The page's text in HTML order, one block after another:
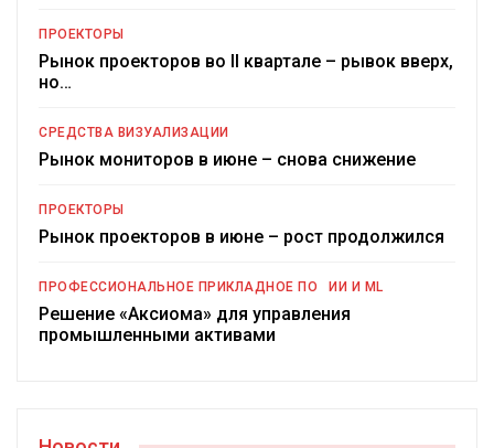
ПРОЕКТОРЫ
Рынок проекторов во II квартале – рывок вверх,
но…
СРЕДСТВА ВИЗУАЛИЗАЦИИ
Рынок мониторов в июне – снова снижение
ПРОЕКТОРЫ
Рынок проекторов в июне – рост продолжился
ПРОФЕССИОНАЛЬНОЕ ПРИКЛАДНОЕ ПО ИИ И ML
Решение «Аксиома» для управления
промышленными активами